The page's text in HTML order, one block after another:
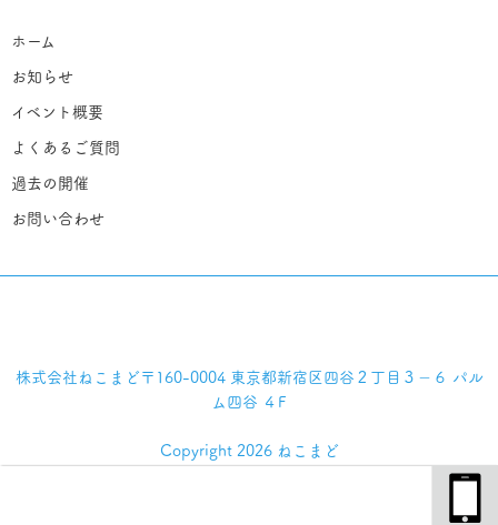
ホーム
お知らせ
イベント概要
よくあるご質問
過去の開催
お問い合わせ
株式会社ねこまど〒160-0004 東京都新宿区四谷２丁目３−６ パル
ム四谷 ４F
Copyright 2026 ねこまど